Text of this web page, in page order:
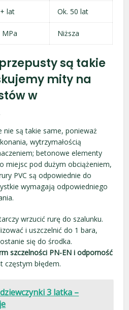
lat Ok. 50 lat
MPa Niższa
są takie
mity na
w
są takie same, ponieważ
wytrzymałością
betonowe elementy
miejsc pod dużym obciążeniem,
PVC są odpowiednie do
wymagają odpowiedniego
wrzucić rurę do szalunku.
i uszczelnić do 1 bara,
się do środka.
szczelności PN-EN i odporność
częstym błędem.
3 latka –